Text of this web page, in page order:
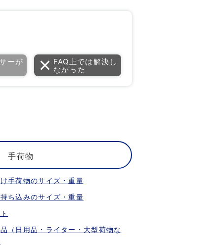
ーが
FAQ上では解決し
なかった
手荷物
手荷物のサイズ・重量
ち込みのサイズ・重量
（日用品・ライター・大型荷物な